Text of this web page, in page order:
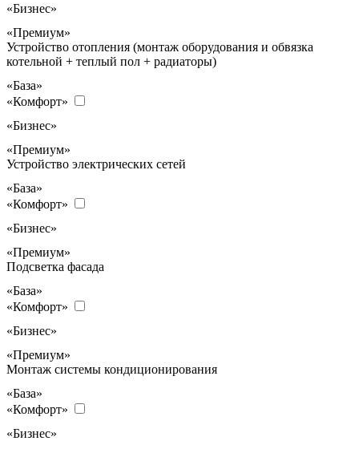
«Бизнес»
«Премиум»
Устройство отопления (монтаж оборудования и обвязка
котельной + теплый пол + радиаторы)
«База»
«Комфорт»
«Бизнес»
«Премиум»
Устройство электрических сетей
«База»
«Комфорт»
«Бизнес»
«Премиум»
Подсветка фасада
«База»
«Комфорт»
«Бизнес»
«Премиум»
Монтаж системы кондиционирования
«База»
«Комфорт»
«Бизнес»